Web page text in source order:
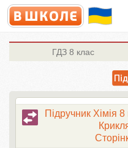
ГДЗ 8 клас
Підручник Хімія